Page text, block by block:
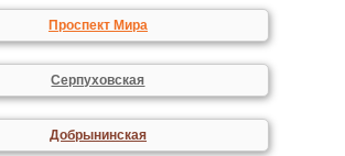
Проспект Мира
Серпуховская
Добрынинская